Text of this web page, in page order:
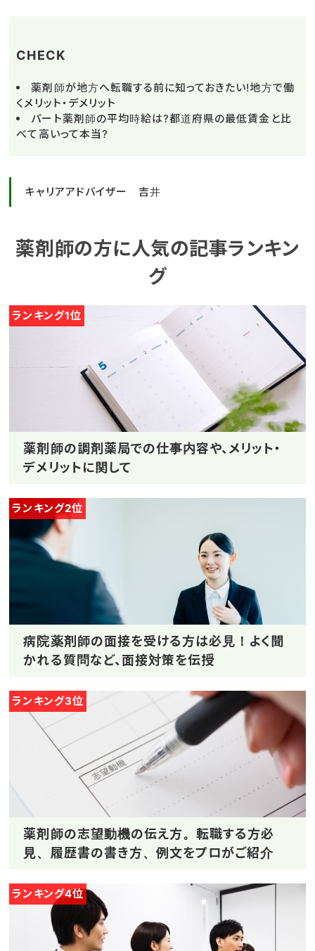
CHECK
薬剤師が地方へ転職する前に知っておきたい!地方で働
くメリット・デメリット
パート薬剤師の平均時給は?都道府県の最低賃金と比
べて高いって本当?
キャリアアドバイザー 吉井
薬剤師の方に人気の記事ランキン
グ
ランキング1位
薬剤師の調剤薬局での仕事内容や、メリット・
デメリットに関して
ランキング2位
病院薬剤師の面接を受ける方は必見！よく聞
かれる質問など、面接対策を伝授
ランキング3位
薬剤師の志望動機の伝え方。転職する方必
見、履歴書の書き方、例文をプロがご紹介
ランキング4位